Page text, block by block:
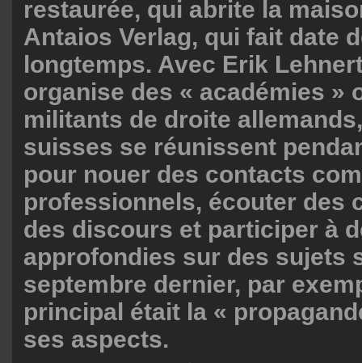
restaurée, qui abrite la
Antaios Verlag, qui fait date
longtemps. Avec Erik
organise des « académies »
militants de droite
suisses se réunissent
pour nouer des contacts
professionnels, écouter des
des discours et participer à
approfondies sur des sujets
septembre dernier, par
principal était la «
ses aspects.